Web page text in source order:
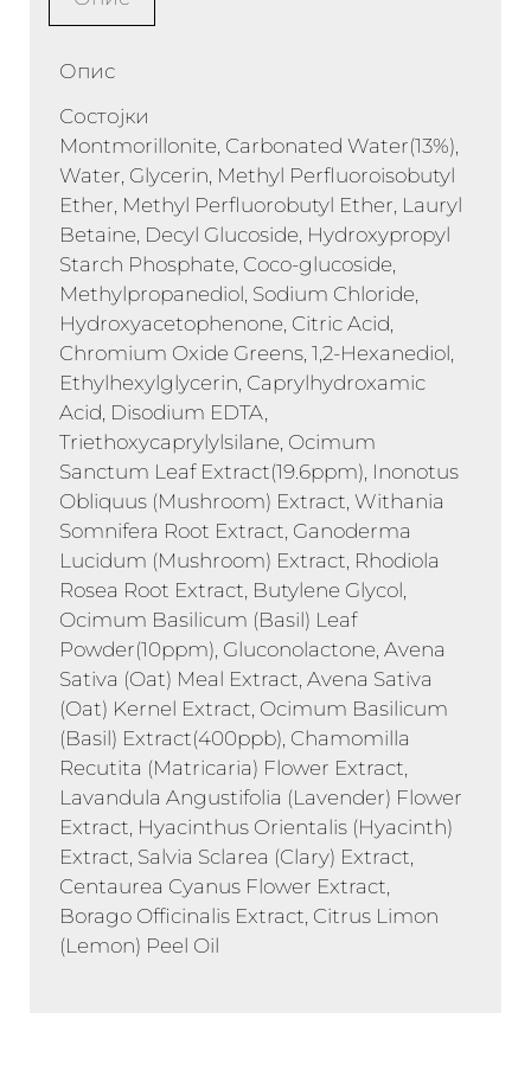
Опис
Состојки
Montmorillonite, Carbonated Water(13%),
Water, Glycerin, Methyl Perfluoroisobutyl
Ether, Methyl Perfluorobutyl Ether, Lauryl
Betaine, Decyl Glucoside, Hydroxypropyl
Starch Phosphate, Coco-glucoside,
Methylpropanediol, Sodium Chloride,
Hydroxyacetophenone, Citric Acid,
Chromium Oxide Greens, 1,2-Hexanediol,
Ethylhexylglycerin, Caprylhydroxamic
Acid, Disodium EDTA,
Triethoxycaprylylsilane, Ocimum
Sanctum Leaf Extract(19.6ppm), Inonotus
Obliquus (Mushroom) Extract, Withania
Somnifera Root Extract, Ganoderma
Lucidum (Mushroom) Extract, Rhodiola
Rosea Root Extract, Butylene Glycol,
Ocimum Basilicum (Basil) Leaf
Powder(10ppm), Gluconolactone, Avena
Sativa (Oat) Meal Extract, Avena Sativa
(Oat) Kernel Extract, Ocimum Basilicum
(Basil) Extract(400ppb), Chamomilla
Recutita (Matricaria) Flower Extract,
Lavandula Angustifolia (Lavender) Flower
Extract, Hyacinthus Orientalis (Hyacinth)
Extract, Salvia Sclarea (Clary) Extract,
Centaurea Cyanus Flower Extract,
Borago Officinalis Extract, Citrus Limon
(Lemon) Peel Oil